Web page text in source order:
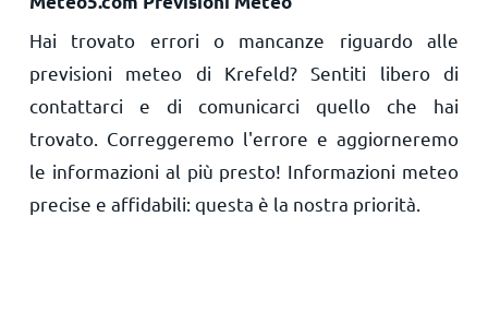
Hai trovato errori o mancanze riguardo alle
previsioni meteo di Krefeld? Sentiti libero di
contattarci e di comunicarci quello che hai
trovato. Correggeremo l'errore e aggiorneremo
le informazioni al più presto! Informazioni meteo
precise e affidabili: questa è la nostra priorità.